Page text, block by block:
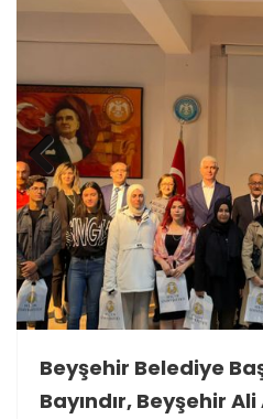
Previous
Beyşehir Belediye
Bayındır, Beyşehir